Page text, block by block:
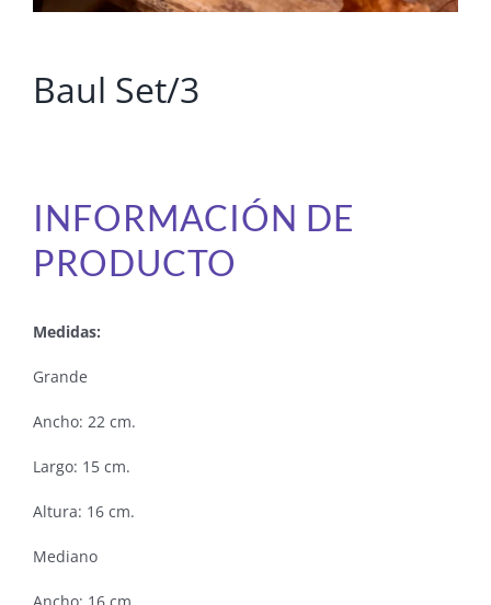
Baul Set/3
INFORMACIÓN DE
PRODUCTO
Medidas:
Grande
Ancho: 22 cm.
Largo: 15 cm.
Altura: 16 cm.
Mediano